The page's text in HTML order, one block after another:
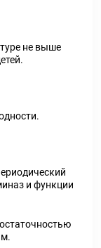
не выше
и функции